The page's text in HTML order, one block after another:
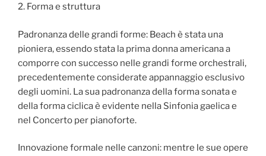
2. Forma e struttura
Padronanza delle grandi forme: Beach è stata una
pioniera, essendo stata la prima donna americana a
comporre con successo nelle grandi forme orchestrali,
precedentemente considerate appannaggio esclusivo
degli uomini. La sua padronanza della forma sonata e
della forma ciclica è evidente nella Sinfonia gaelica e
nel Concerto per pianoforte.
Innovazione formale nelle canzoni: mentre le sue opere